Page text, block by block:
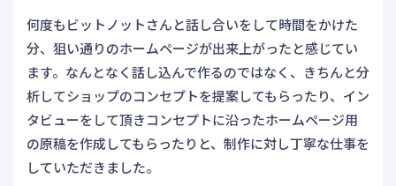
何度もビットノットさんと話し合いをして時間をかけた
分、狙い通りのホームページが出来上がったと感じてい
ます。なんとなく話し込んで作るのではなく、きちんと分
析してショップのコンセプトを提案してもらったり、イン
タビューをして頂きコンセプトに沿ったホームページ用
の原稿を作成してもらったりと、制作に対し丁寧な仕事を
していただきました。